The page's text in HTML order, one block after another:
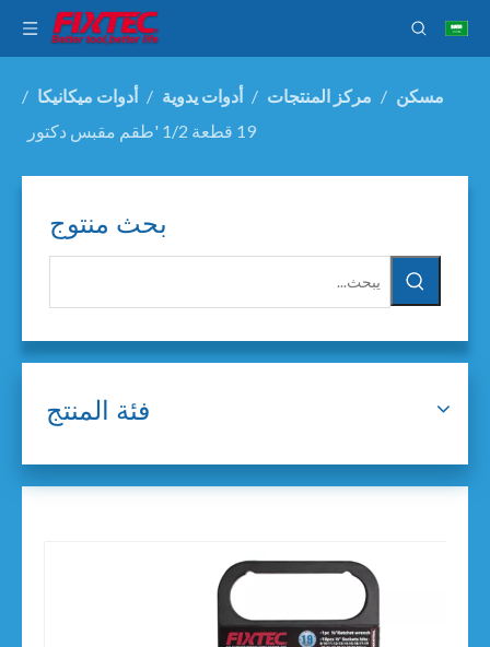
مسكن / مركز المنتجات / أدوات يدوية / أدوات ميكانيكا /
19 قطعة 1/2 'طقم مقبس دكتور
بحث منتوج
فئة المنتج